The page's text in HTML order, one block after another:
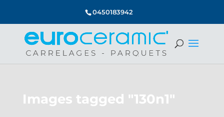
0450183942
Images tagged "130n1"